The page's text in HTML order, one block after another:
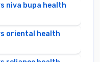
niva bupa health
oriental health